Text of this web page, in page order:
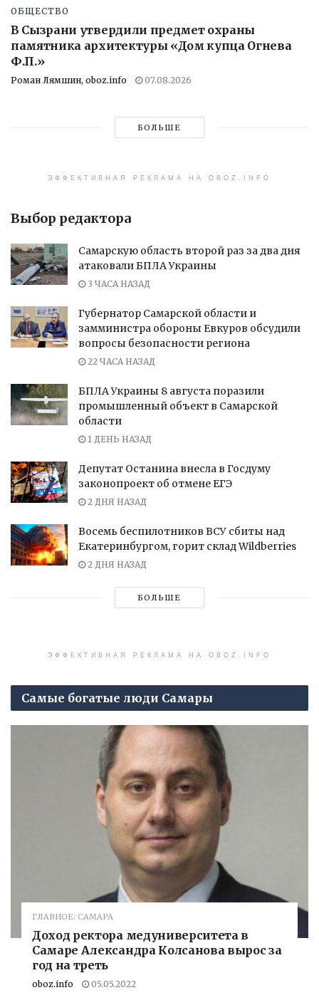
ОБЩЕСТВО
В Сызрани утвердили предмет охраны
памятника архитектуры «Дом купца Огнева
Ф.П.»
Роман Лямшин, oboz.info 07.08.2026
БОЛЬШЕ
ЭФФЕКТИВНАЯ РЕКЛАМА НА OBOZ.INFO
Выбор редактора
Самарскую область второй раз за два дня
атаковали БПЛА Украины
3 ЧАСА НАЗАД
Губернатор Самарской области и
замминистра обороны Евкуров обсудили
вопросы безопасности региона
22 ЧАСА НАЗАД
БПЛА Украины 8 августа поразили
промышленный объект в Самарской
области
1 ДЕНЬ НАЗАД
Депутат Останина внесла в Госдуму
законопроект об отмене ЕГЭ
2 ДНЯ НАЗАД
Восемь беспилотников ВСУ сбиты над
Екатеринбургом, горит склад Wildberries
2 ДНЯ НАЗАД
БОЛЬШЕ
ЭФФЕКТИВНАЯ РЕКЛАМА НА OBOZ.INFO
Самые богатые люди Самары
ГЛАВНОЕ: САМАРА
Доход ректора медуниверситета в
Самаре Александра Колсанова вырос за
год на треть
oboz.info 05.05.2022